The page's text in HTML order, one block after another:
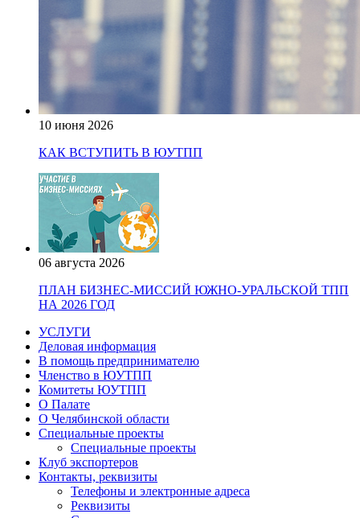
10 июня 2026
КАК ВСТУПИТЬ В ЮУТПП
06 августа 2026
ПЛАН БИЗНЕС-МИССИЙ ЮЖНО-УРАЛЬСКОЙ ТПП
НА 2026 ГОД
УСЛУГИ
Деловая информация
В помощь предпринимателю
Членство в ЮУТПП
Комитеты ЮУТПП
О Палате
О Челябинской области
Специальные проекты
Специальные проекты
Клуб экспортеров
Контакты, реквизиты
Телефоны и электронные адреса
Реквизиты